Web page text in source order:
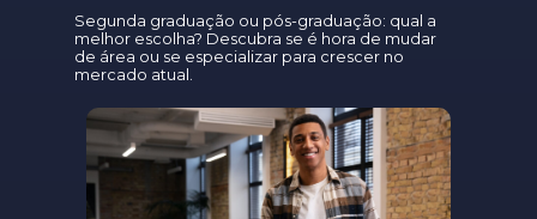
Segunda graduação ou pós-graduação: qual a
melhor escolha? Descubra se é hora de mudar
de área ou se especializar para crescer no
mercado atual.